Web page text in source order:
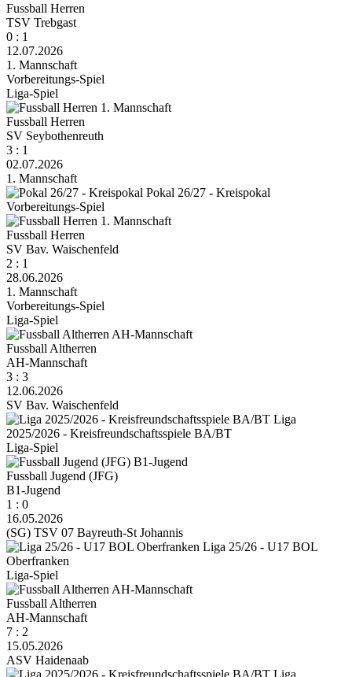
Fussball Herren
TSV Trebgast
0 : 1
12.07.2026
1. Mannschaft
Vorbereitungs-Spiel
Liga-Spiel
Fussball Herren
SV Seybothenreuth
3 : 1
02.07.2026
1. Mannschaft
Pokal 26/27 - Kreispokal
Vorbereitungs-Spiel
Fussball Herren
SV Bav. Waischenfeld
2 : 1
28.06.2026
1. Mannschaft
Vorbereitungs-Spiel
Liga-Spiel
Fussball Altherren
AH-Mannschaft
3 : 3
12.06.2026
SV Bav. Waischenfeld
Liga
2025/2026 - Kreisfreundschaftsspiele BA/BT
Liga-Spiel
Fussball Jugend (JFG)
B1-Jugend
1 : 0
16.05.2026
(SG) TSV 07 Bayreuth-St Johannis
Liga 25/26 - U17 BOL
Oberfranken
Liga-Spiel
Fussball Altherren
AH-Mannschaft
7 : 2
15.05.2026
ASV Haidenaab
Liga